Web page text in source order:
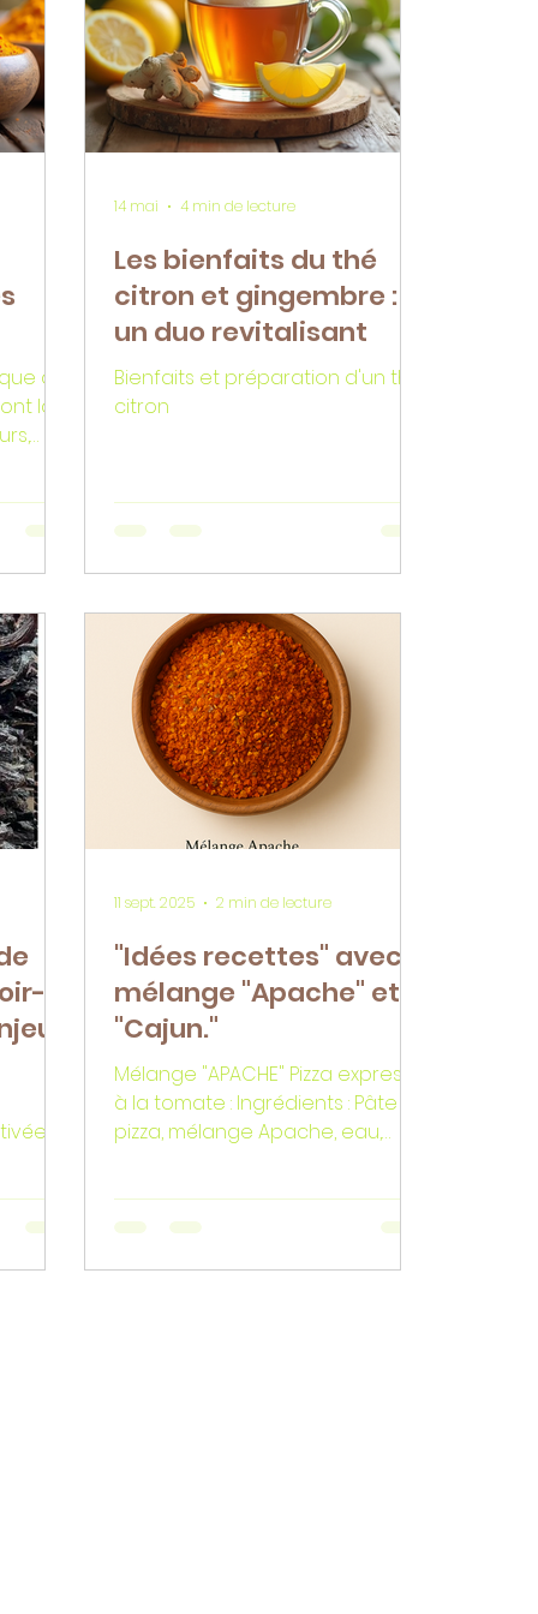
de
une boisson incontournable,
aussi bien pour le palais que
pour le corps. Le thé vert pour la
sant
de
la
Les bienfaits du thé
citron et gingembre :
un duo revitalisant
Bienfaits et préparation d'un thé
citron
14 mai 4 min de lecture
et
"Idées recettes" avec
mélange "Apache" et
"Cajun."
Mélange "APACHE" Pizza express
à la tomate : Ingrédients : Pâte à
pizza, mélange Apache, eau,
11 sept. 2025 2 min de lecture